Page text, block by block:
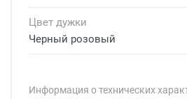
Цвет дужки
Черный розовый
Информация о технических